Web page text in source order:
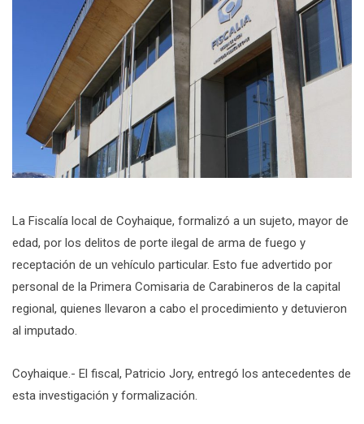
La Fiscalía local de Coyhaique, formalizó a un sujeto, mayor de
edad, por los delitos de porte ilegal de arma de fuego y
receptación de un vehículo particular. Esto fue advertido por
personal de la Primera Comisaria de Carabineros de la capital
regional, quienes llevaron a cabo el procedimiento y detuvieron
al imputado.
Coyhaique.- El fiscal, Patricio Jory, entregó los antecedentes de
esta investigación y formalización.